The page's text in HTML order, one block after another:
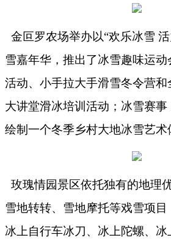
金叵罗农场举办以“欢乐冰雪
雪嘉年华，推出了冰雪趣味运动
活动、小手拉大手滑雪冬令营
大讲堂滑冰培训活动；冰雪赛事
绘制一个冬季乡村大地冰雪艺术
玫瑰情园景区依托独有的地理
雪地转转、雪地摩托等戏雪项目
冰上自行车冰刀、冰上陀螺、